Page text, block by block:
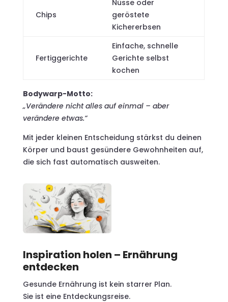
Chips
Nüsse oder
geröstete
Kichererbsen
Fertiggerichte
Einfache, schnelle
Gerichte selbst
kochen
Bodywarp-Motto:
„Verändere nicht alles auf einmal – aber
verändere etwas.“
Mit jeder kleinen Entscheidung stärkst du deinen
Körper und baust gesündere Gewohnheiten auf,
die sich fast automatisch ausweiten.
Inspiration holen – Ernährung
entdecken
Gesunde Ernährung ist kein starrer Plan.
Sie ist eine Entdeckungsreise.